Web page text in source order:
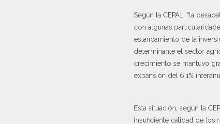
Según la CEPAL, “la
con algunas
estancamiento de la
determinante el sector
crecimiento se mantuvo
expansión del 6,1%
Esta situación, según la
insuficiente calidad de los